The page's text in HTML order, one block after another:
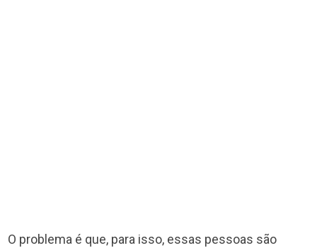
O problema é que, para isso, essas pessoas são